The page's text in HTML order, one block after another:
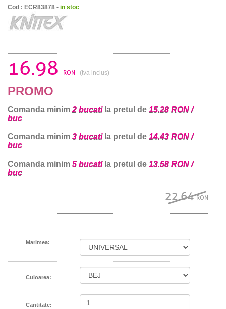
Cod : ECR83878 - in stoc
16.98 RON (tva inclus)
PROMO
Comanda minim 2 bucatila pretul de 15.28 RON /
buc
Comanda minim 3 bucatila pretul de 14.43 RON /
buc
Comanda minim 5 bucatila pretul de 13.58 RON /
buc
22.64RON
Marimea:
Culoarea:
Cantitate: